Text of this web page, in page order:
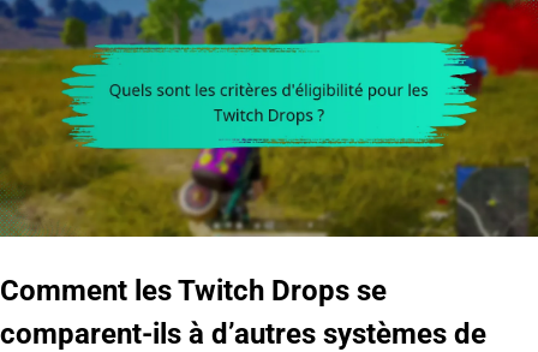
Comment les Twitch Drops se
comparent-ils à d’autres systèmes de